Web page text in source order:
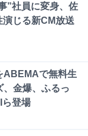
”社員に変身、佐
じる新CM放送
ABEMAで無料生
、金爆、ふるっ
登場